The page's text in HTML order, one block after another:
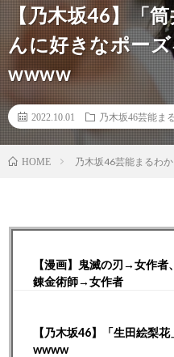
【乃木坂46】「
んに好きなポー
wwww
2022.10.01 乃木坂46芸能ま
HOME 乃木坂46芸能まるわ
【漫画】鬼滅の刃→女作
錬金術師→女作者
【乃木坂46】「生田絵梨
wwww